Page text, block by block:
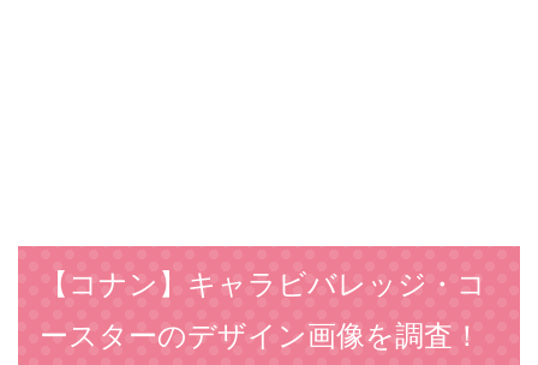
【コナン】キャラビバレッジ・コ
ースターのデザイン画像を調査！